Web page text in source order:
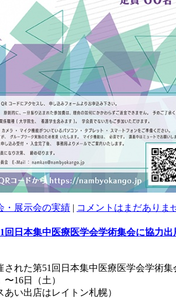
・展示会の実績 | コメントはまだありま
日本集中医療医学会学術集会に協力出
された第51回日本集中医療医学会学術
16日（土）
い出店はレイトン札幌）